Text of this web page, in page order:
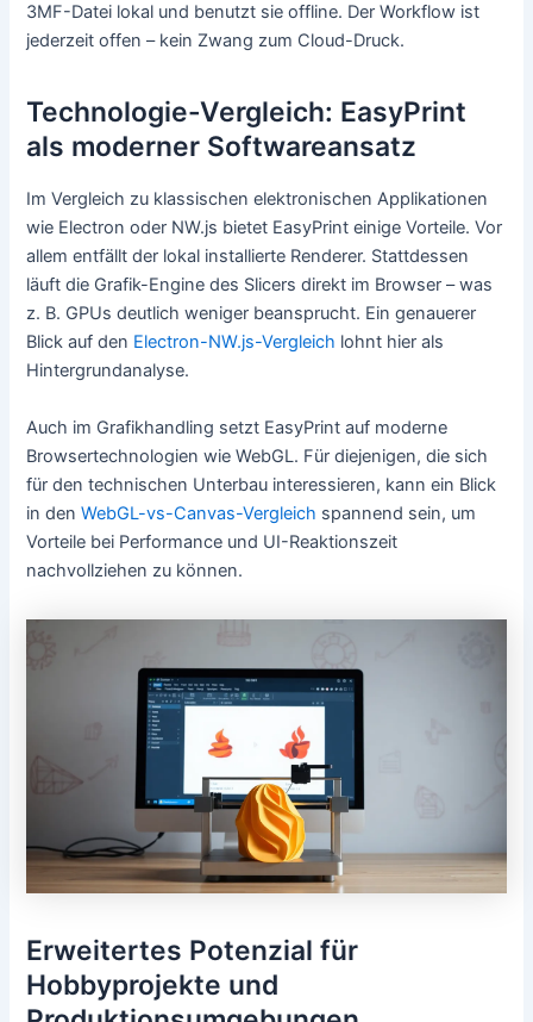
3MF-Datei lokal und benutzt sie offline. Der Workflow ist
jederzeit offen – kein Zwang zum Cloud-Druck.
Technologie-Vergleich: EasyPrint
als moderner Softwareansatz
Im Vergleich zu klassischen elektronischen Applikationen
wie Electron oder NW.js bietet EasyPrint einige Vorteile. Vor
allem entfällt der lokal installierte Renderer. Stattdessen
läuft die Grafik-Engine des Slicers direkt im Browser – was
z. B. GPUs deutlich weniger beansprucht. Ein genauerer
Blick auf den Electron-NW.js-Vergleich lohnt hier als
Hintergrundanalyse.
Auch im Grafikhandling setzt EasyPrint auf moderne
Browsertechnologien wie WebGL. Für diejenigen, die sich
für den technischen Unterbau interessieren, kann ein Blick
in denWebGL-vs-Canvas-Vergleich spannend sein, um
Vorteile bei Performance und UI-Reaktionszeit
nachvollziehen zu können.
Erweitertes Potenzial für
Hobbyprojekte und